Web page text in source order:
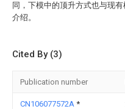
同，下模中的顶升方式也与现
介绍。
Cited By (3)
Publication number
CN106077572A *